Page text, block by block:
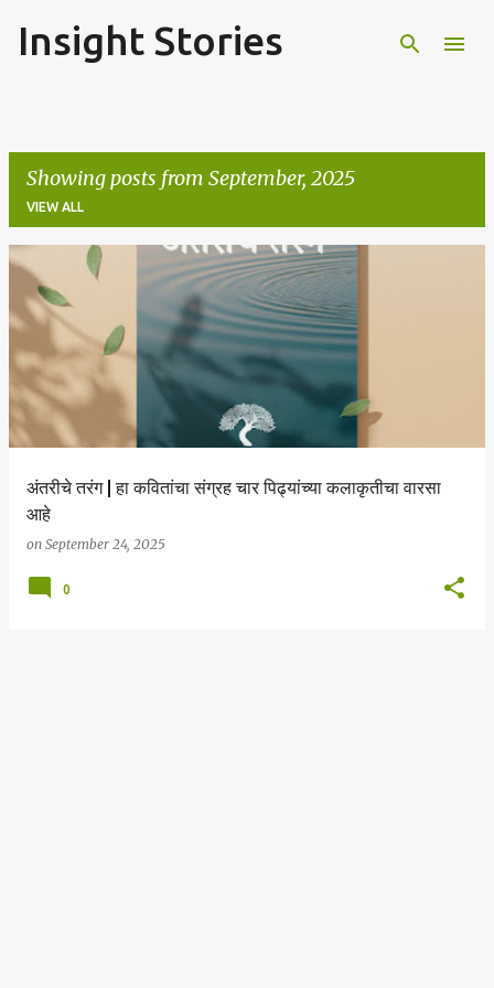
Skip to main content
Insight Stories
Showing posts from September, 2025
VIEW ALL
o
t
s
अंतरीचे तरंग | हा कवितांचा संग्रह चार पिढ्यांच्या कलाकृतीचा वारसा
आहे
on September 24, 2025
0